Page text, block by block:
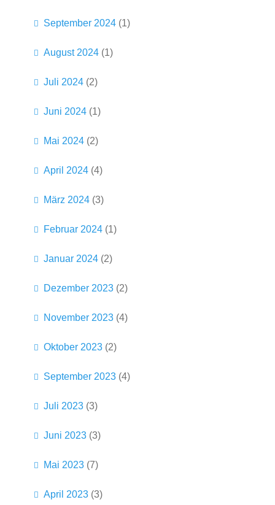
September 2024 (1)
August 2024 (1)
Juli 2024 (2)
Juni 2024 (1)
Mai 2024 (2)
April 2024 (4)
März 2024 (3)
Februar 2024 (1)
Januar 2024 (2)
Dezember 2023 (2)
November 2023 (4)
Oktober 2023 (2)
September 2023 (4)
Juli 2023 (3)
Juni 2023 (3)
Mai 2023 (7)
April 2023 (3)